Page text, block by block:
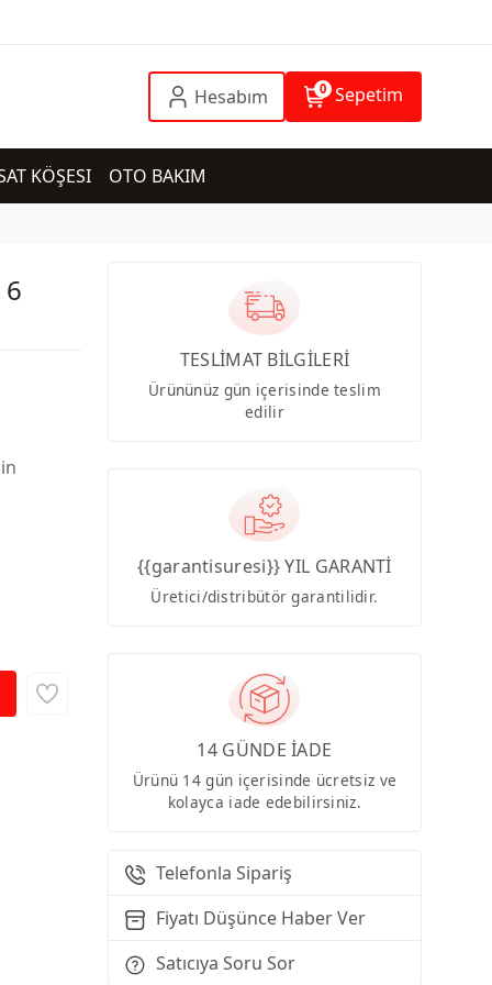
Hesabım 0 Sepetim
KÖŞESI OTO BAKIM
TESLİMAT BİLGİLERİ
Ürününüz gün içerisinde teslim
edilir
{{garantisuresi}} YIL GARANTİ
Üretici/distribütör garantilidir.
14 GÜNDE İADE
Ürünü 14 gün içerisinde ücretsiz ve
kolayca iade edebilirsiniz.
Telefonla Sipariş
Fiyatı Düşünce Haber Ver
Satıcıya Soru Sor